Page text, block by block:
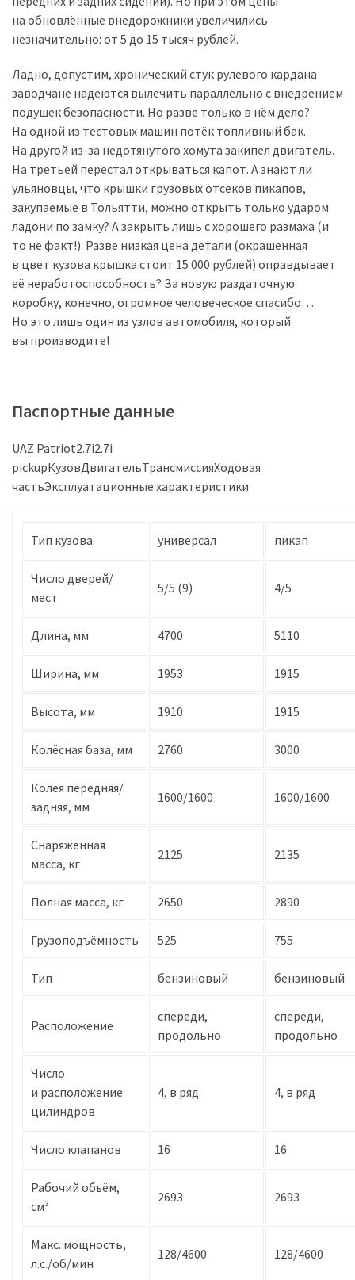
на обновлённые внедорожники увеличились
незначительно: от 5 до 15 тысяч рублей.
Ладно, допустим, хронический стук рулевого кардана
заводчане надеются вылечить параллельно с внедрением
подушек безопасности. Но разве только в нём дело?
На одной из тестовых машин потёк топливный бак.
На другой из-за недотянутого хомута закипел двигатель.
На третьей перестал открываться капот. А знают ли
ульяновцы, что крышки грузовых отсеков пикапов,
закупаемые в Тольятти, можно открыть только ударом
ладони по замку? А закрыть лишь с хорошего размаха (и
то не факт!). Разве низкая цена детали (окрашенная
в цвет кузова крышка стоит 15 000 рублей) оправдывает
её неработоспособность? За новую раздаточную
коробку, конечно, огромное человеческое спасибо…
Но это лишь один из узлов автомобиля, который
вы производите!
Паспортные данные
UAZ Patriot2.7i2.7i
pickupКузовДвигательТрансмиссияХодовая
частьЭксплуатационные характеристики
Тип кузова универсал пикап
Число дверей/
мест
5/5 (9) 4/5
Длина, мм 4700 5110
Ширина, мм 1953 1915
Высота, мм 1910 1915
Колёсная база, мм 2760 3000
Колея передняя/
задняя, мм
1600/1600 1600/1600
Снаряжённая
масса, кг
2125 2135
Полная масса, кг 2650 2890
Грузоподъёмность 525 755
Тип бензиновый бензиновый
Расположение
спереди,
продольно
спереди,
продольно
Число
и расположение
цилиндров
4, в ряд 4, в ряд
Число клапанов 16 16
Рабочий объём,
см³
2693 2693
Макс. мощность,
л.с./об/мин
128/4600 128/4600